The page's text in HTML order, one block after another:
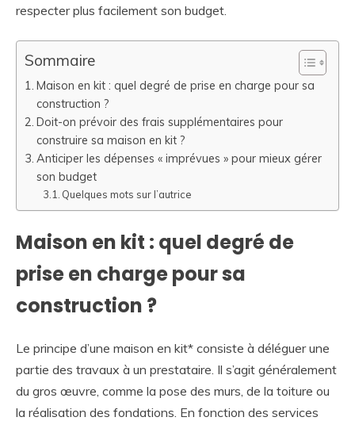
respecter plus facilement son budget.
Sommaire
Maison en kit : quel degré de prise en charge pour sa
construction ?
Doit-on prévoir des frais supplémentaires pour
construire sa maison en kit ?
Anticiper les dépenses « imprévues » pour mieux gérer
son budget
Quelques mots sur l’autrice
Maison en kit : quel degré de
prise en charge pour sa
construction ?
Le principe d’une maison en kit* consiste à déléguer une
partie des travaux à un prestataire. Il s’agit généralement
du gros œuvre, comme la pose des murs, de la toiture ou
la réalisation des fondations. En fonction des services